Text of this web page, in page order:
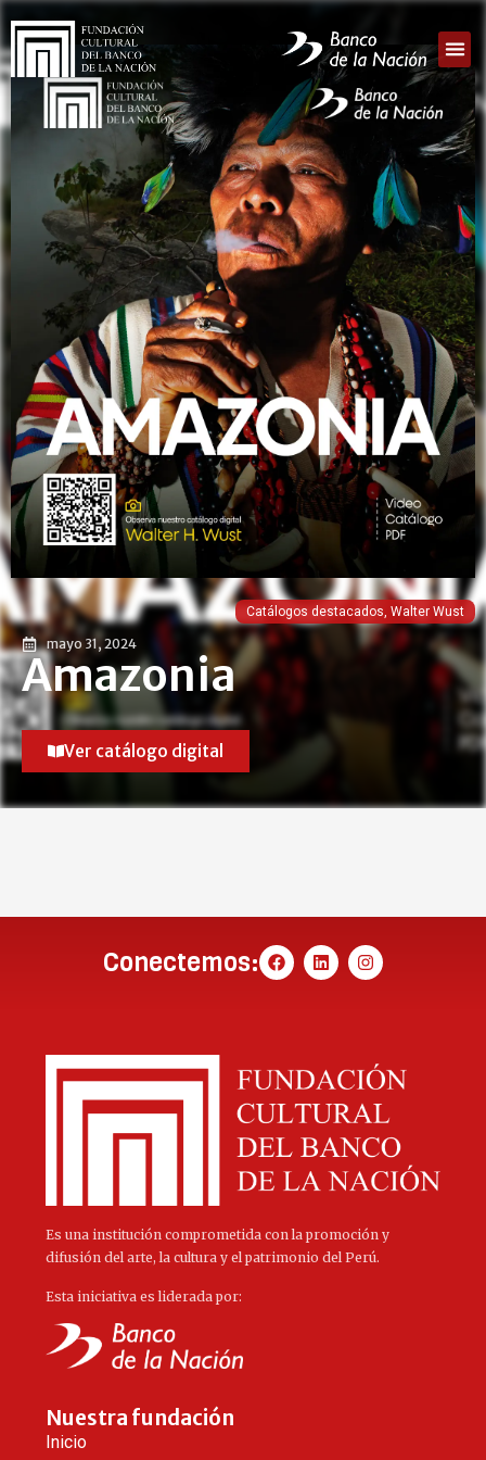
Catálogos destacados, Walter Wust
mayo 31, 2024
Amazonia
Ver catálogo digital
Conectemos:
Es una institución comprometida con la promoción y
difusión del arte, la cultura y el patrimonio del Perú.
Esta iniciativa es liderada por:
Nuestra fundación
Inicio